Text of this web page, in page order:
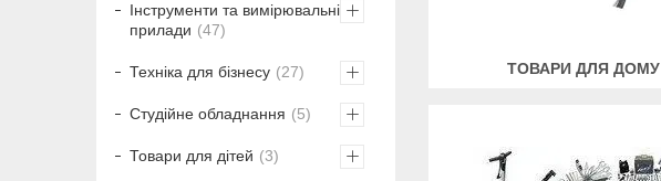
ТОВАРИ ДЛЯ ДОМУ
Інструменти та вимірювальні
прилади
47
Техніка для бізнесу 27
Студійне обладнання 5
Товари для дітей 3